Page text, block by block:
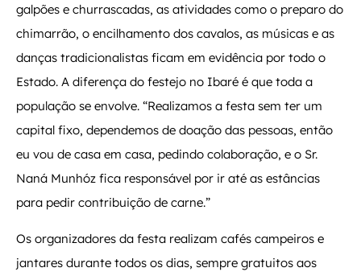
galpões e churrascadas, as atividades como o preparo do
chimarrão, o encilhamento dos cavalos, as músicas e as
danças tradicionalistas ficam em evidência por todo o
Estado. A diferença do festejo no Ibaré é que toda a
população se envolve. “Realizamos a festa sem ter um
capital fixo, dependemos de doação das pessoas, então
eu vou de casa em casa, pedindo colaboração, e o Sr.
Naná Munhóz fica responsável por ir até as estâncias
para pedir contribuição de carne.”
Os organizadores da festa realizam cafés campeiros e
jantares durante todos os dias, sempre gratuitos aos